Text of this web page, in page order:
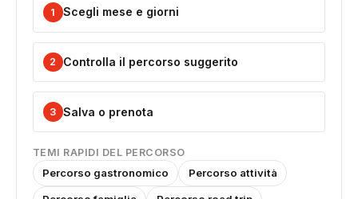
1 Scegli mese e giorni
2 Controlla il percorso suggerito
3 Salva o prenota
TEMI RAPIDI DEL PERCORSO
Percorso gastronomico Percorso attività